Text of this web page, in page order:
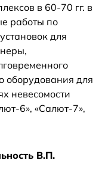
в 60-70 гг. в
работы по
для
оборудования для
невесомости
6», «Салют-7»,
В.П.